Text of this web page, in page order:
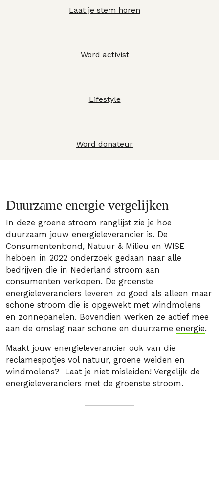
Laat je stem horen
Word activist
Lifestyle
Word donateur
Duurzame energie vergelijken
In deze groene stroom ranglijst zie je hoe
duurzaam jouw energieleverancier is. De
Consumentenbond, Natuur & Milieu en WISE
hebben in 2022 onderzoek gedaan naar alle
bedrijven die in Nederland stroom aan
consumenten verkopen. De groenste
energieleveranciers leveren zo goed als alleen maar
schone stroom die is opgewekt met windmolens
en zonnepanelen. Bovendien werken ze actief mee
aan de omslag naar schone en duurzame energie.
Maakt jouw energieleverancier ook van die
reclamespotjes vol natuur, groene weiden en
windmolens? Laat je niet misleiden! Vergelijk de
energieleveranciers met de groenste stroom.